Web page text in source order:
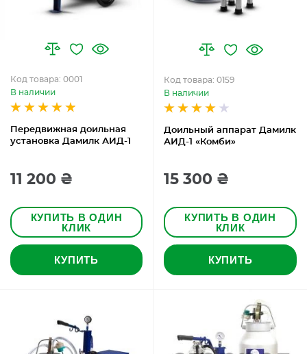
Передвижная доильная
установка Дамилк АИД-1
Код товара: 0001
В наличии
11 200 ₴
КУПИТЬ В ОДИН
КЛИК
КУПИТЬ
Доильный аппарат Дамилк
АИД-1 «Комби»
Код товара: 0159
В наличии
15 300 ₴
КУПИТЬ В ОДИН
КЛИК
КУПИТЬ